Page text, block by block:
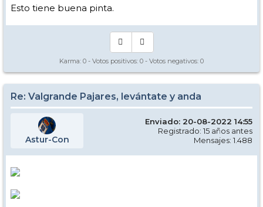
Esto tiene buena pinta.
Karma: 0 - Votos positivos: 0 - Votos negativos: 0
Re: Valgrande Pajares, levántate y anda
Astur-Con
Enviado: 20-08-2022 14:55
Registrado: 15 años antes
Mensajes: 1.488